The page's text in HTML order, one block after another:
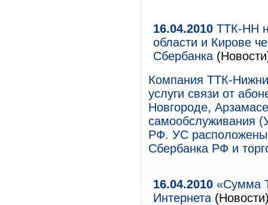
16.04.2010 ТТК-НН
области и Кирове
Сбербанка
Компания ТТК-
услуги связи от
Новгороде,
самообслуживания
РФ. УС расположены
Сбербанка РФ и
16.04.2010 «Сумма
Интернета